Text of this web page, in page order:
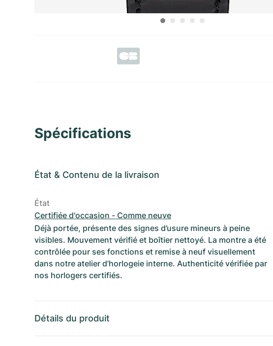
Spécifications
État & Contenu de la livraison
État
Certifiée d'occasion - Comme neuve
Déjà portée, présente des signes d’usure mineurs à peine
visibles. Mouvement vérifié et boîtier nettoyé. La montre a été
contrôlée pour ses fonctions et remise à neuf visuellement
dans notre atelier d’horlogeie interne. Authenticité vérifiée par
nos horlogers certifiés.
Détails du produit